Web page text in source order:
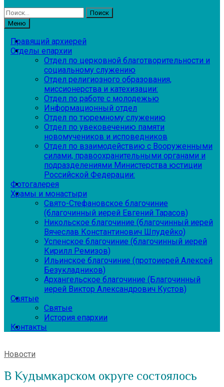
Найти:
Меню
Правящий архиерей
Отделы епархии
Отдел по церковной благотворительности и
социальному служению
Отдел религиозного образования,
миссионерства и катехизации:
Отдел по работе с молодежью
Информационный отдел
Отдел по тюремному служению
Отдел по увековечению памяти
новомучеников и исповедников
Отдел по взаимодействию с Вооруженными
силами, правоохранительными органами и
подразделениями Министерства юстиции
Российской Федерации:
Фотогалерея
Храмы и монастыри
Свято-Стефановское благочиние
(благочинный иерей Евгений Тарасов)
Никольское благочиние (благочинный иерей
Вячеслав Константинович Шпудейко)
Успенское благочиние (благочинный иерей
Кирилл Ремизов)
Ильинское благочиние (протоиерей Алексей
Безукладников)
Архангельское благочиние (Благочинный
иерей Виктор Александрович Кустов)
Святые
Святые
История епархии
Контакты
Новости
В Кудымкарском округе состоялось